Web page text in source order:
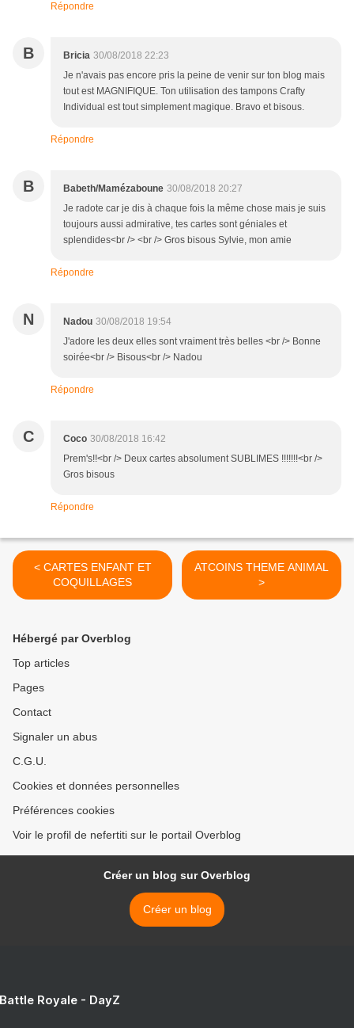
Répondre
B Bricia 30/08/2018 22:23
Je n'avais pas encore pris la peine de venir sur ton blog mais
tout est MAGNIFIQUE. Ton utilisation des tampons Crafty
Individual est tout simplement magique. Bravo et bisous.
Répondre
B Babeth/Mamézaboune 30/08/2018 20:27
Je radote car je dis à chaque fois la même chose mais je suis
toujours aussi admirative, tes cartes sont géniales et
splendides<br /> <br /> Gros bisous Sylvie, mon amie
Répondre
N Nadou 30/08/2018 19:54
J'adore les deux elles sont vraiment très belles <br /> Bonne
soirée<br /> Bisous<br /> Nadou
Répondre
C Coco 30/08/2018 16:42
Prem's!!<br /> Deux cartes absolument SUBLIMES !!!!!!!<br />
Gros bisous
Répondre
< CARTES ENFANT ET
COQUILLAGES
ATCOINS THEME ANIMAL
>
Hébergé par Overblog
Top articles
Pages
Contact
Signaler un abus
C.G.U.
Cookies et données personnelles
Préférences cookies
Voir le profil de nefertiti sur le portail Overblog
Créer un blog sur Overblog
Créer un blog
Royale - DayZ